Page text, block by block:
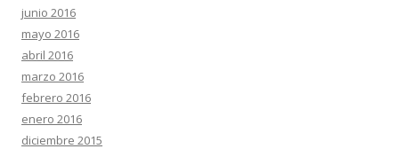
junio 2016
mayo 2016
abril 2016
marzo 2016
febrero 2016
enero 2016
diciembre 2015